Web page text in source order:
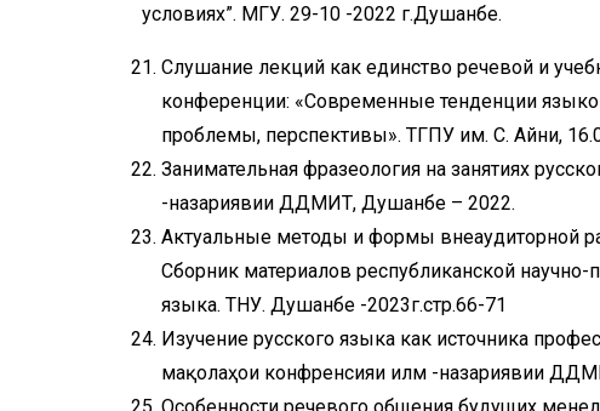
условиях”. МГУ. 29-10 -2022 г.Душанбе.
Слушание лекций как единство речевой и
конференции: «Современные тенденции
проблемы, перспективы». ТГПУ им. С. Айни,
Занимательная фразеология на занятиях
-назариявии ДДМИТ, Душанбе – 2022.
Актуальные методы и формы внеаудиторной
Сборник материалов республиканской
языка. ТНУ. Душанбе -2023г.стр.66-71
Изучение русского языка как источника
мақолаҳои конфренсияи илмӣ -назариявии
Особенности речевого общения будущих